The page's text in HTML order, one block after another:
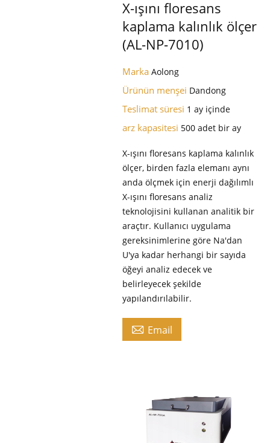
X-ışını floresans
kaplama kalınlık ölçer
(AL-NP-7010)
Marka Aolong
Ürünün menşei Dandong
Teslimat süresi 1 ay içinde
arz kapasitesi 500 adet bir ay
X-ışını floresans kaplama kalınlık
ölçer, birden fazla elemanı aynı
anda ölçmek için enerji dağılımlı
X-ışını floresans analiz
teknolojisini kullanan analitik bir
araçtır. Kullanıcı uygulama
gereksinimlerine göre Na'dan
U'ya kadar herhangi bir sayıda
öğeyi analiz edecek ve
belirleyecek şekilde
yapılandırılabilir.
 Email